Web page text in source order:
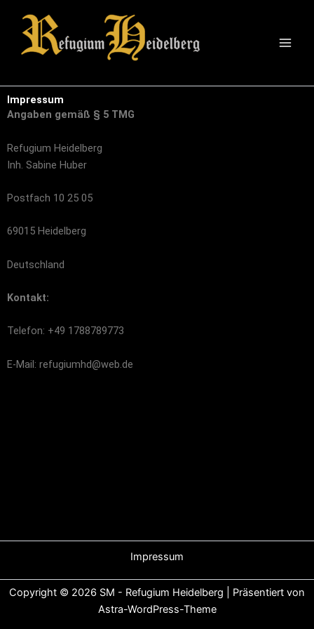
springen
Impressum
Angaben gemäß § 5 TMG
Refugium Heidelberg
Inh. Sabine Huber
Postfach 10 25 05
69015 Heidelberg
Deutschland
Kontakt:
Telefon: +49 1788789773
E-Mail: refugiumhd@web.de
Impressum
Copyright © 2026 SM - Refugium Heidelberg | Präsentiert von
Astra-WordPress-Theme